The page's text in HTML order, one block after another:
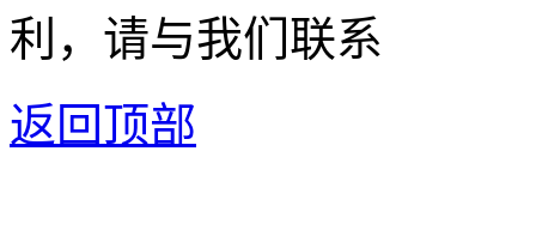
利，请与我们联系
返回顶部